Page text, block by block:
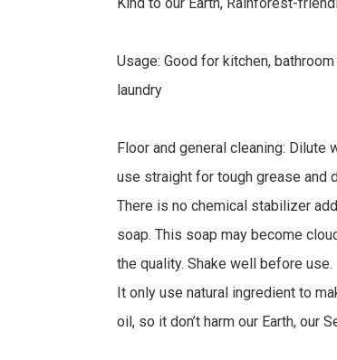
Usage: Good for kitchen,
laundry
Floor and general cleaning: Dilute
use straight for tough grease and
There is no chemical stabilizer
soap. This soap may become
the quality. Shake well before use.
It only use natural ingredient to
oil, so it don’t harm our Earth, our